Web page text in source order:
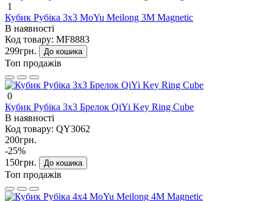
1
Кубик Рубіка 3х3 MoYu Meilong 3M Magnetic
В наявності
Код товару: MF8883
299грн.
До кошика
Топ продажів
0
Кубик Рубіка 3х3 Брелок QiYi Key Ring Cube
В наявності
Код товару: QY3062
200грн.
-25%
150грн.
До кошика
Топ продажів